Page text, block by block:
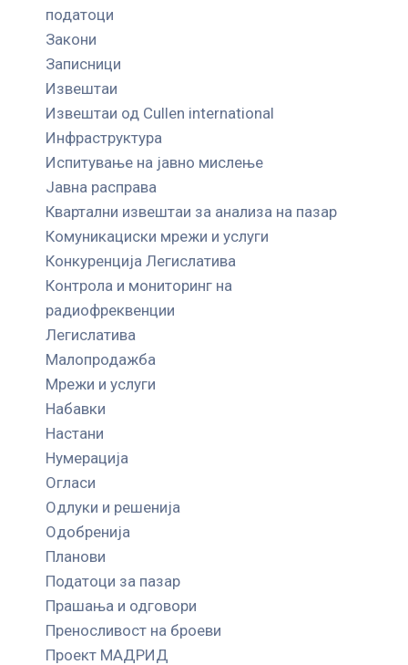
податоци
Закони
Записници
Извештаи
Извештаи од Cullen international
Инфраструктура
Испитување на јавно мислење
Јавна расправа
Квартални извештаи за анализа на пазар
Комуникациски мрежи и услуги
Конкуренција Легислатива
Контрола и мониторинг на
радиофреквенции
Легислатива
Малопродажба
Мрежи и услуги
Набавки
Настани
Нумерација
Огласи
Одлуки и решенија
Одобренија
Планови
Податоци за пазар
Прашања и одговори
Преносливост на броеви
Проект МАДРИД